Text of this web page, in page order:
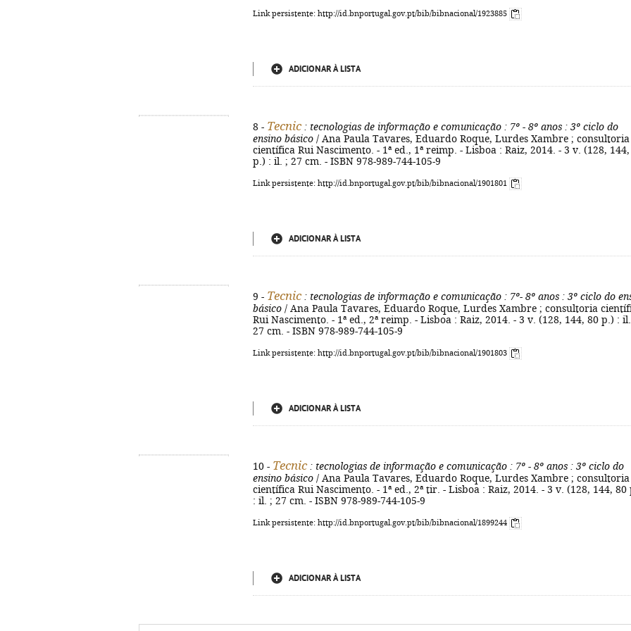
Link persistente: http://id.bnportugal.gov.pt/bib/bibnacional/1923885
ADICIONAR À LISTA
8 - Tecnic: tecnologias de informação e comunicação : 7º - 8º anos : 3º ciclo do
ensino básico / Ana Paula Tavares, Eduardo Roque, Lurdes Xambre ; consultoria
científica Rui Nascimento. - 1ª ed., 1ª reimp. - Lisboa : Raiz, 2014. - 3 v. (128,
p.) : il. ; 27 cm. - ISBN 978-989-744-105-9
Link persistente: http://id.bnportugal.gov.pt/bib/bibnacional/1901801
ADICIONAR À LISTA
9 - Tecnic: tecnologias de informação e comunicação : 7º- 8º anos : 3º ciclo do
básico / Ana Paula Tavares, Eduardo Roque, Lurdes Xambre ; consultoria
Rui Nascimento. - 1ª ed., 2ª reimp. - Lisboa : Raiz, 2014. - 3 v. (128, 144, 80 p.) :
27 cm. - ISBN 978-989-744-105-9
Link persistente: http://id.bnportugal.gov.pt/bib/bibnacional/1901803
ADICIONAR À LISTA
10 - Tecnic: tecnologias de informação e comunicação : 7º - 8º anos : 3º ciclo do
ensino básico / Ana Paula Tavares, Eduardo Roque, Lurdes Xambre ; consultoria
científica Rui Nascimento. - 1ª ed., 2ª tir. - Lisboa : Raiz, 2014. - 3 v. (128, 144, 80
: il. ; 27 cm. - ISBN 978-989-744-105-9
Link persistente: http://id.bnportugal.gov.pt/bib/bibnacional/1899244
ADICIONAR À LISTA